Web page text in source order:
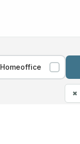
Homeoffice
✖